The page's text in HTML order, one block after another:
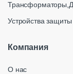
Устройства защиты
Компания
О нас